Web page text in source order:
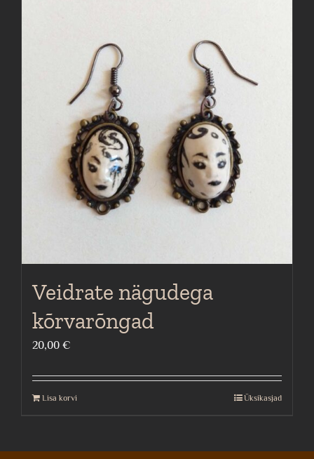
Veidrate nägudega
kõrvarõngad
20,00 €
Lisa korvi Üksikasjad